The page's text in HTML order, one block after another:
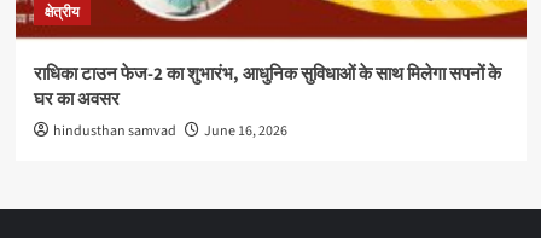
क्षेत्रीय
राधिका टाउन फेज-2 का शुभारंभ, आधुनिक सुविधाओं के साथ मिलेगा सपनों के
घर का अवसर
hindusthan samvad June 16, 2026